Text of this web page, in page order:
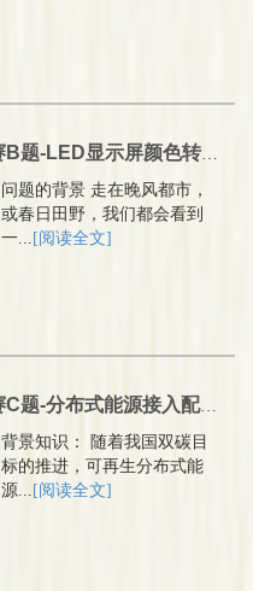
2025年“深圳杯”数学建模挑战赛B题-LED显示屏颜色转换设计与校正
问题的背景 走在晚风都市，
或春日田野，我们都会看到
一... [阅读全文]
2025年“深圳杯”数学建模挑战赛C题-分布式能源接入配电网的风险分析
背景知识： 随着我国双碳目
标的推进，可再生分布式能
源... [阅读全文]